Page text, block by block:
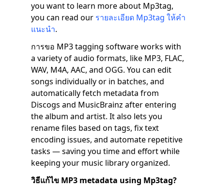
you want to learn more about Mp3tag,
you can read our รายละเอียด Mp3tag ให้คำ
แนะนำ.
การขอ MP3 tagging software works with
a variety of audio formats, like MP3, FLAC,
WAV, M4A, AAC, and OGG. You can edit
songs individually or in batches, and
automatically fetch metadata from
Discogs and MusicBrainz after entering
the album and artist. It also lets you
rename files based on tags, fix text
encoding issues, and automate repetitive
tasks — saving you time and effort while
keeping your music library organized.
วิธีแก้ไข MP3 metadata using Mp3tag?